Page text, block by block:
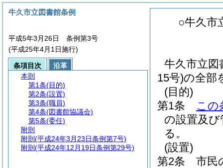
○牛久市
牛久市立図
15号)の全部
(目的)
第1条
この
の設置及
る。
(設置)
第2条
市民
牛久市立図書館条例
平成5年3月26日 条例第3号
(平成25年4月1日施行)
条項目次
沿革
本則
第1条(目的)
第2条(設置)
第3条(職員)
第4条(図書館協議会)
第5条(委任)
附則
附則 (平成24年3月23日条例第7号)
附則 (平成24年12月19日条例第29号)